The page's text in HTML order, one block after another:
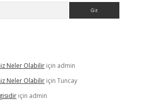
Neler Olabilir için admin
Neler Olabilir için Tuncay
için admin